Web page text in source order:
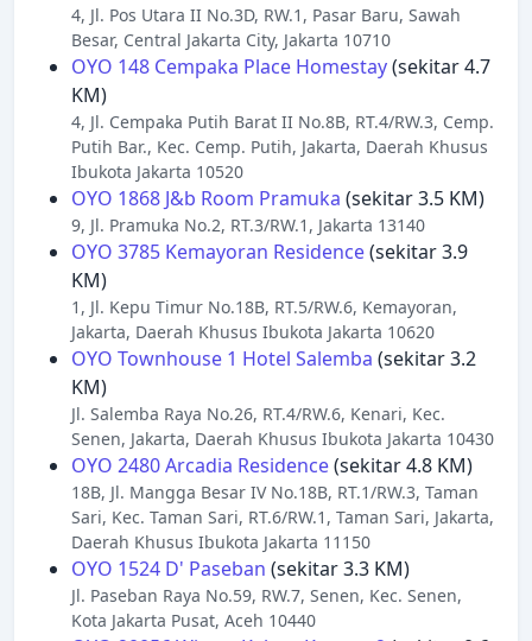
4, Jl. Pos Utara II No.3D, RW.1, Pasar Baru, Sawah
Besar, Central Jakarta City, Jakarta 10710
OYO 148 Cempaka Place Homestay(sekitar 4.7
KM)
4, Jl. Cempaka Putih Barat II No.8B, RT.4/RW.3, Cemp.
Putih Bar., Kec. Cemp. Putih, Jakarta, Daerah Khusus
Ibukota Jakarta 10520
OYO 1868 J&b Room Pramuka (sekitar 3.5 KM)
9, Jl. Pramuka No.2, RT.3/RW.1, Jakarta 13140
OYO 3785 Kemayoran Residence(sekitar 3.9
KM)
1, Jl. Kepu Timur No.18B, RT.5/RW.6, Kemayoran,
Jakarta, Daerah Khusus Ibukota Jakarta 10620
OYO Townhouse 1 Hotel Salemba (sekitar 3.2
KM)
Jl. Salemba Raya No.26, RT.4/RW.6, Kenari, Kec.
Senen, Jakarta, Daerah Khusus Ibukota Jakarta 10430
OYO 2480 Arcadia Residence(sekitar 4.8 KM)
18B, Jl. Mangga Besar IV No.18B, RT.1/RW.3, Taman
Sari, Kec. Taman Sari, RT.6/RW.1, Taman Sari, Jakarta,
Daerah Khusus Ibukota Jakarta 11150
OYO 1524 D' Paseban (sekitar 3.3 KM)
Jl. Paseban Raya No.59, RW.7, Senen, Kec. Senen,
Kota Jakarta Pusat, Aceh 10440